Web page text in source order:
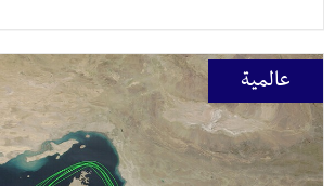
عالمية